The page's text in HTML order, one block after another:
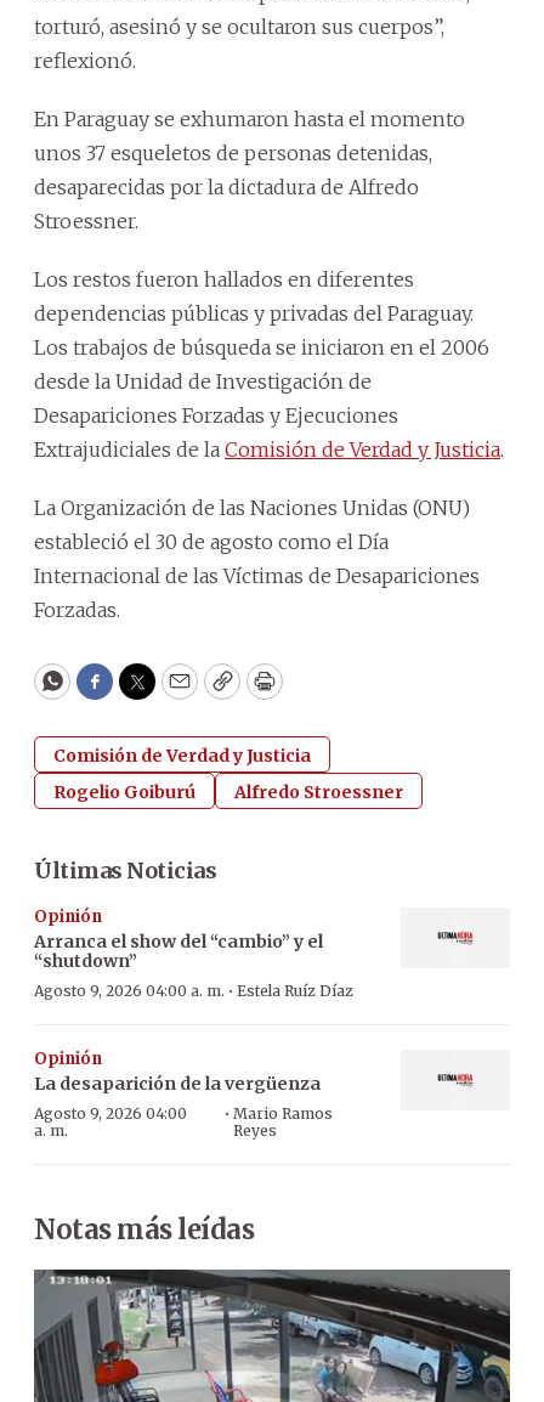
torturó, asesinó y se ocultaron sus cuerpos”,
reflexionó.
En Paraguay se exhumaron hasta el momento
unos 37 esqueletos de personas detenidas,
desaparecidas por la dictadura de Alfredo
Stroessner.
Los restos fueron hallados en diferentes
dependencias públicas y privadas del Paraguay.
Los trabajos de búsqueda se iniciaron en el 2006
desde la Unidad de Investigación de
Desapariciones Forzadas y Ejecuciones
Extrajudiciales de la Comisión de Verdad y Justicia.
La Organización de las Naciones Unidas (ONU)
estableció el 30 de agosto como el Día
Internacional de las Víctimas de Desapariciones
Forzadas.
WhatsApp
Facebook
Twitter
EmailCopyPrint
Comisión de Verdad y Justicia
Rogelio Goiburú
Alfredo Stroessner
Últimas Noticias
Opinión
Arranca el show del “cambio” y el
“shutdown”
Agosto 9, 2026 04:00 a. m. · Estela Ruíz Díaz
Opinión
La desaparición de la vergüenza
Agosto 9, 2026 04:00
a. m.
· Mario Ramos
Reyes
Notas más leídas